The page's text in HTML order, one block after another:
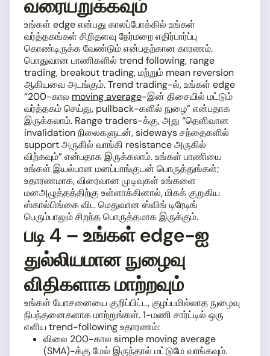
வரையறுக்கவும்
உங்கள் edge என்பது காலப்போக்கில் உங்கள்
வர்த்தகங்கள் சிறிதளவு நேர்மறை எதிர்பார்ப்பு
கொண்டிருக்க வேண்டும் என்பதற்கான காரணம்.
பொதுவான பாணிகளில் trend following, range
trading, breakout trading, மற்றும் mean reversion
ஆகியவை அடங்கும். Trend trading-ல், உங்கள் edge
“200-கால moving average-இன் திசையில் மட்டும்
வர்த்தகம் செய்து, pullback-களில் நுழை” என்பதாக
இருக்கலாம். Range traders-க்கு, அது “தெளிவான
invalidation நிலைகளுடன், sideways சந்தைகளில்
support அருகில் வாங்கி resistance அருகில்
விற்கவும்” என்பதாக இருக்கலாம். உங்கள் பாணியை
உங்கள் இயல்பான மனப்பாங்குடன் பொருத்துங்கள்;
உதாரணமாக, விரைவான முடிவுகள் உங்களை
மனஅழுத்தத்திற்கு உள்ளாக்கினால், மிகக் குறுகிய
ஸ்கால்பிங்கை விட மெதுவான ஸ்விங் டிரேடிங்
பெரும்பாலும் சிறந்த பொருத்தமாக இருக்கும்.
படி 4 – உங்கள் edge-ஐ
துல்லியமான நுழைவு
விதிகளாக மாற்றவும்
உங்கள் யோசனையை குறிப்பிட்ட, குழப்பமில்லாத நுழைவு
நிபந்தனைகளாக மாற்றுங்கள். 1-மணி சார்ட்டில் ஒரு
எளிய trend-following உதாரணம்:
விலை 200-கால simple moving average
(SMA)-க்கு மேல் இருந்தால் மட்டுமே வாங்கவும்.